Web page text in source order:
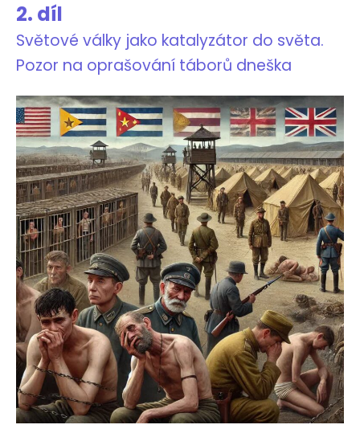
2. díl
Světové války jako katalyzátor do světa.
Pozor na oprašování táborů dneška